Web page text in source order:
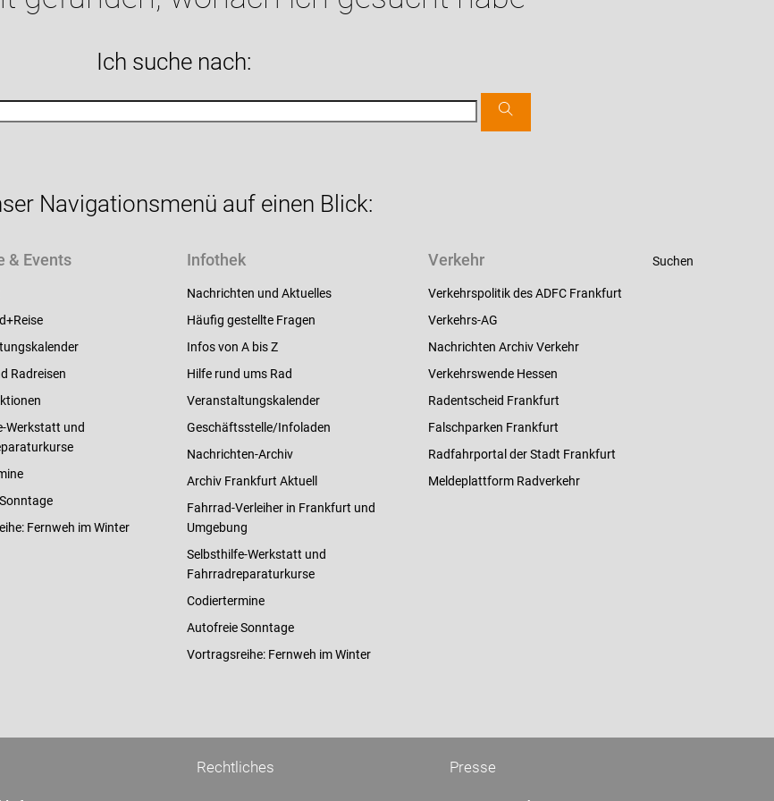
Ich suche nach:
Navigationsmenü auf einen Blick:
& Events
Radreisen
Werkstatt und
Fernweh im Winter
Infothek
Nachrichten und Aktuelles
Häufig gestellte Fragen
Infos von A bis Z
Hilfe rund ums Rad
Veranstaltungskalender
Geschäftsstelle/Infoladen
Nachrichten-Archiv
Archiv Frankfurt Aktuell
Fahrrad-Verleiher in Frankfurt und
Umgebung
Selbsthilfe-Werkstatt und
Fahrradreparaturkurse
Codiertermine
Autofreie Sonntage
Vortragsreihe: Fernweh im Winter
Verkehr
Verkehrspolitik des ADFC Frankfurt
Verkehrs-AG
Nachrichten Archiv Verkehr
Verkehrswende Hessen
Radentscheid Frankfurt
Falschparken Frankfurt
Radfahrportal der Stadt Frankfurt
Meldeplattform Radverkehr
Suchen
Rechtliches Presse